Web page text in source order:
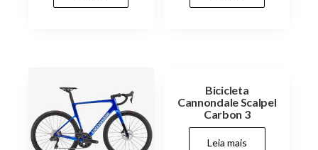
Bicicleta
Cannondale Scalpel
Carbon 3
Leia mais